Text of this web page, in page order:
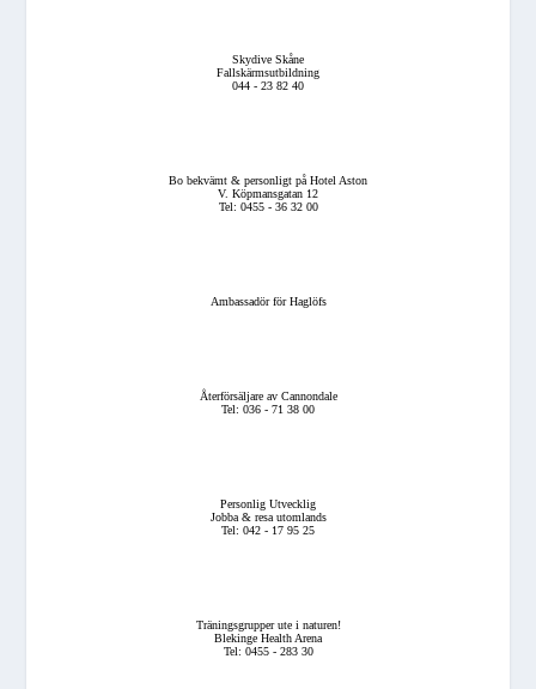
Skydive Skåne
Fallskärmsutbildning
044 - 23 82 40
Bo bekvämt & personligt på Hotel Aston
V. Köpmansgatan 12
Tel: 0455 - 36 32 00
Ambassadör för Haglöfs
Återförsäljare av Cannondale
Tel: 036 - 71 38 00
Personlig Utvecklig
Jobba & resa utomlands
Tel: 042 - 17 95 25
Träningsgrupper ute i naturen!
Blekinge Health Arena
Tel: 0455 - 283 30